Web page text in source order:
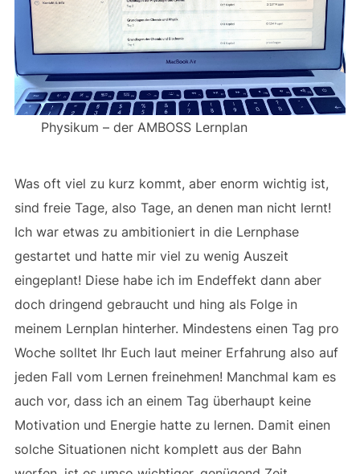
Physikum – der AMBOSS Lernplan
Was oft viel zu kurz kommt, aber enorm wichtig ist,
sind freie Tage, also Tage, an denen man nicht lernt!
Ich war etwas zu ambitioniert in die Lernphase
gestartet und hatte mir viel zu wenig Auszeit
eingeplant! Diese habe ich im Endeffekt dann aber
doch dringend gebraucht und hing als Folge in
meinem Lernplan hinterher. Mindestens einen Tag pro
Woche solltet Ihr Euch laut meiner Erfahrung also auf
jeden Fall vom Lernen freinehmen! Manchmal kam es
auch vor, dass ich an einem Tag überhaupt keine
Motivation und Energie hatte zu lernen. Damit einen
solche Situationen nicht komplett aus der Bahn